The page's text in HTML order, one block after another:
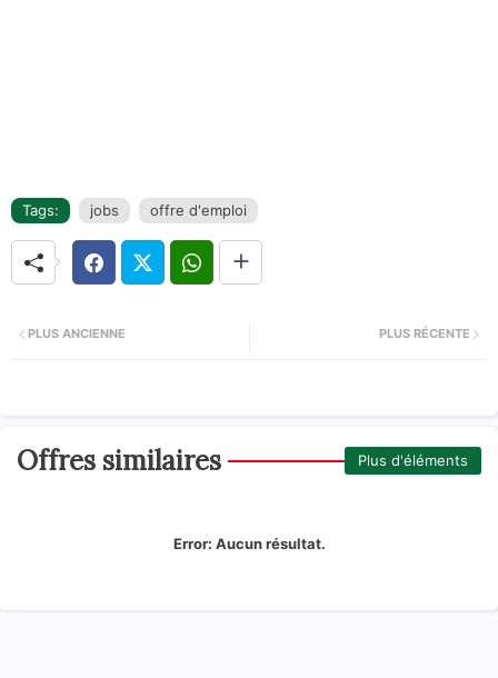
Tags: jobs offre d'emploi
PLUS RÉCENTE
PLUS ANCIENNE
Offres similaires Plus d'éléments
Error: Aucun résultat.